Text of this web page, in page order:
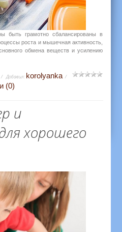
быть грамотно сбалансированы в
роста и мышечная активность,
обмена веществ и усилению
Добавил: korolyanka
(0)
и
хорошего